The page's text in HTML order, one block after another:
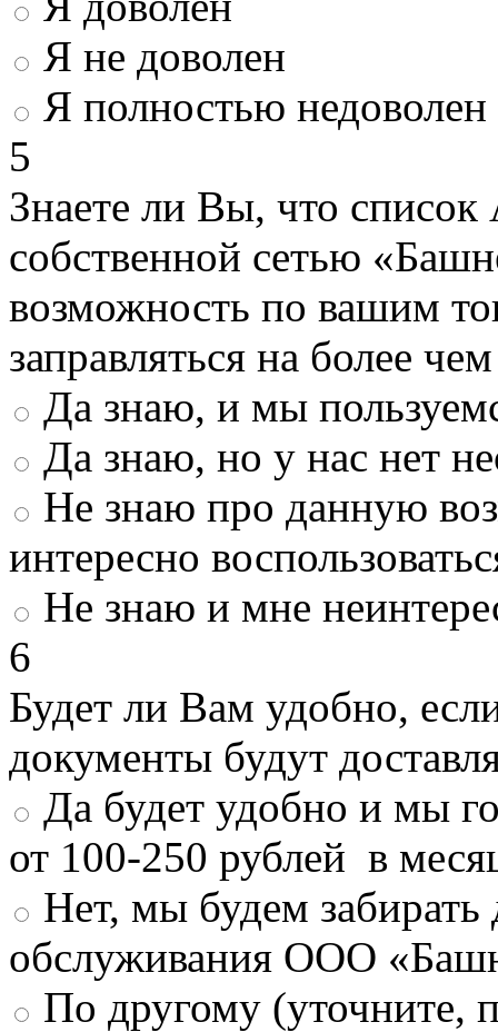
Я не доволен
Я полностью недоволен
5
Знаете ли Вы, что
собственной сетью
возможность по вашим
заправляться на более
Да знаю, и мы
Да знаю, но у нас нет
Не знаю про данную
интересно
Не знаю и мне
6
Будет ли Вам удобно,
документы будут
Да будет удобно и мы
от 100-250 рублей в
Нет, мы будем
обслуживания ООО
По другому (уточните,